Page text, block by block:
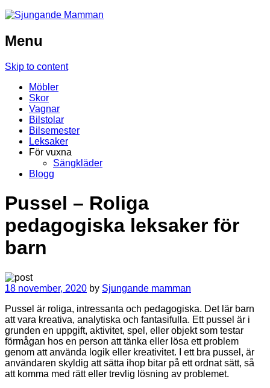
Menu
Skip to content
Möbler
Skor
Vagnar
Bilstolar
Bilsemester
Leksaker
För vuxna
Sängkläder
Blogg
Pussel – Roliga
pedagogiska leksaker för
barn
18 november, 2020 by Sjungande mamman
Pussel är roliga, intressanta och pedagogiska. Det lär barn
att vara kreativa, analytiska och fantasifulla. Ett pussel är i
grunden en uppgift, aktivitet, spel, eller objekt som testar
förmågan hos en person att tänka eller lösa ett problem
genom att använda logik eller kreativitet. I ett bra pussel, är
användaren skyldig att sätta ihop bitar på ett ordnat sätt, så
att komma med rätt eller trevlig lösning av problemet.